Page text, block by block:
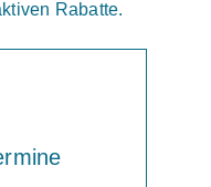
Rabatte.